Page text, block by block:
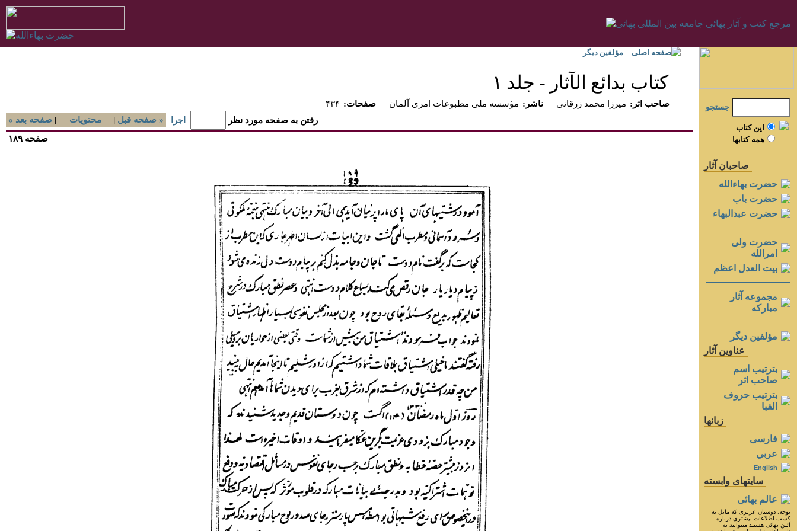
صفحه اصلی مؤلفين ديگر
كتاب بدائع الآثار - جلد ۱‏
۴۳۴ :صفحات مؤسسه ملى مطبوعات امرى آلمان :ناشر ميرزا محمد زرقانى
:صاحب اثر
« صفحه بعد | محتويات | صفحه قبل » رفتن به صفحه مورد نظر
اجرا
جستجو
اين کتاب
همه کتابها
صاحبان آثار
حضرت بهاءالله
حضرت باب
حضرت عبدالبهاء
حضرت ولی
امرالله
بيت العدل اعظم
مجموعه آثار
مباركه
مؤلفين ديگر
عناوين آثار
بترتيب اسم
صاحب اثر
بترتيب حروف
الفبا
زبانها
فارسی
عربي
English
سايتهای وابسته
عالم بهائی
توجه: دوستان عزيزى كه مايل به
كسب اطلاعات بيشترى درباره
آئين بهائى هستند ميتوانند به